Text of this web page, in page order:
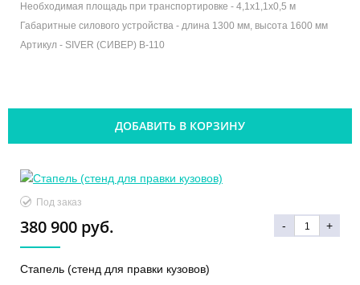
Необходимая площадь при транспортировке - 4,1х1,1х0,5 м
Габаритные силового устройства - длина 1300 мм, высота 1600 мм
Артикул - SIVER (СИВЕР) B-110
ДОБАВИТЬ В КОРЗИНУ
Под заказ
380 900 руб. - +
Стапель (стенд для правки кузовов)